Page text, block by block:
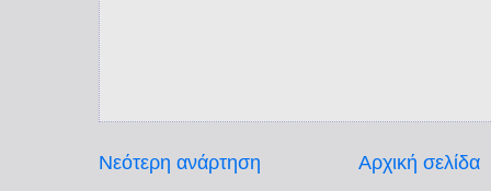
Νεότερη ανάρτηση Αρχική σελίδα